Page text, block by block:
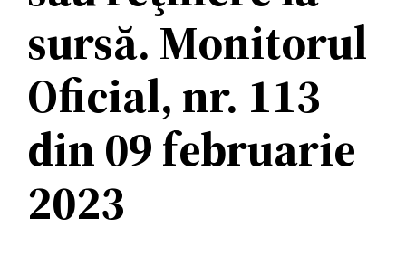
sursă. Monitorul
Oficial, nr. 113
din 09 februarie
2023